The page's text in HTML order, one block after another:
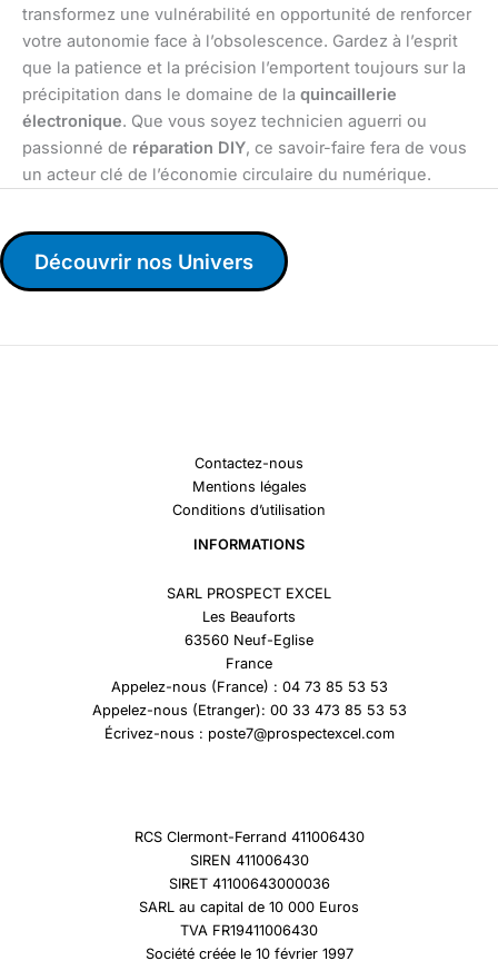
transformez une vulnérabilité en opportunité de renforcer
votre autonomie face à l’obsolescence. Gardez à l’esprit
que la patience et la précision l’emportent toujours sur la
précipitation dans le domaine de la quincaillerie
électronique. Que vous soyez technicien aguerri ou
passionné de réparation DIY, ce savoir-faire fera de vous
un acteur clé de l’économie circulaire du numérique.
Découvrir nos Univers
Contactez-nous
Mentions légales
Conditions d’utilisation
INFORMATIONS
SARL PROSPECT EXCEL
Les Beauforts
63560 Neuf-Eglise
France
Appelez-nous (France) : 04 73 85 53 53
Appelez-nous (Etranger): 00 33 473 85 53 53
Écrivez-nous : poste7@prospectexcel.com
RCS Clermont-Ferrand 411006430
SIREN 411006430
SIRET 41100643000036
SARL au capital de 10 000 Euros
TVA FR19411006430
Société créée le 10 février 1997